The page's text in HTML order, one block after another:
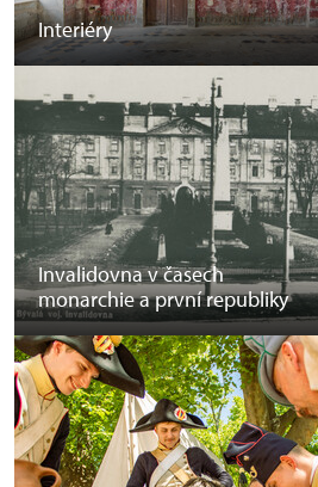
Interiéry
Invalidovna v časech
monarchie a první republiky